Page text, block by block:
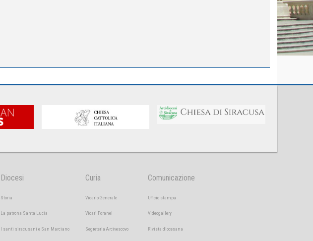
Diocesi
Storia
La patrona Santa Lucia
I santi siracusani e San Marciano
Curia
Vicario Generale
Vicari Foranei
Segreteria Arcivescovo
Comunicazione
Ufficio stampa
Videogallery
Rivista diocesana